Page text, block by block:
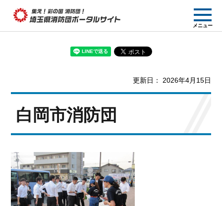
集え! 彩の国消防団!
埼玉県消防団ポー
タルサイト
メニュー
更新日： 2026年4月15日
白岡市消防団